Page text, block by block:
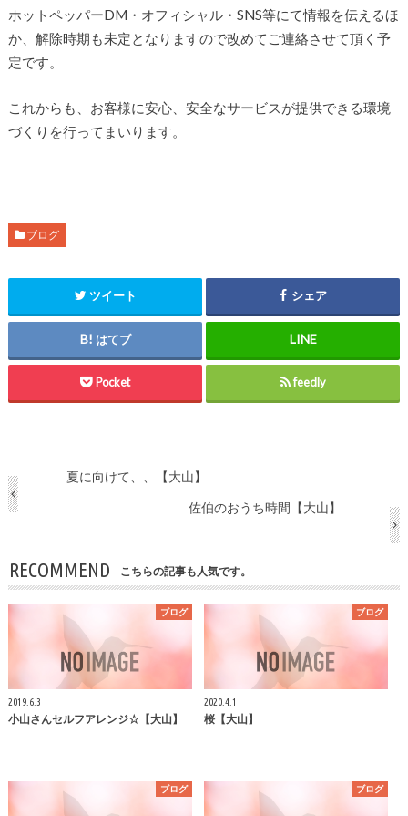
ホットペッパーDM・オフィシャル・SNS等にて情報を伝えるほ
か、解除時期も未定となりますので改めてご連絡させて頂く予
定です。
これからも、お客様に安心、安全なサービスが提供できる環境
づくりを行ってまいります。
ブログ
ツイート シェア
はてブ
Pocket feedly
夏に向けて、、【大山】
佐伯のおうち時間【大山】
RECOMMEND こちらの記事も人気です。
ブログ
2019.6.3
小山さんセルフアレンジ☆【大山】
ブログ
2020.4.1
桜【大山】
ブログ ブログ